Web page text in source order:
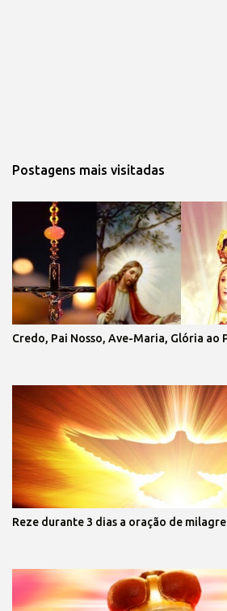
Postagens mais visitadas
Credo, Pai Nosso, Ave-Maria, Glória ao
Reze durante 3 dias a oração de